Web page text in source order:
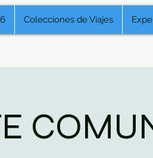
Colecciones de Viajes